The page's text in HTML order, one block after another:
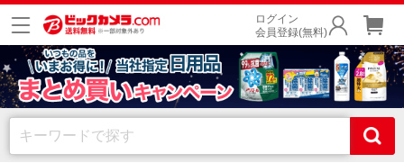
ログイン
会員登録(無料)